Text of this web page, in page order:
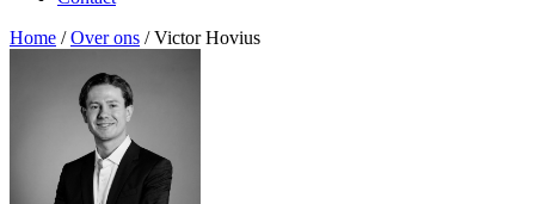
Home / Over ons / Victor Hovius